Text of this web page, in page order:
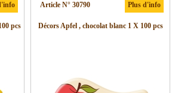
pcs
Article N° 30790 Plus d'info
Décors Apfel , chocolat blanc 1 X 100 pcs